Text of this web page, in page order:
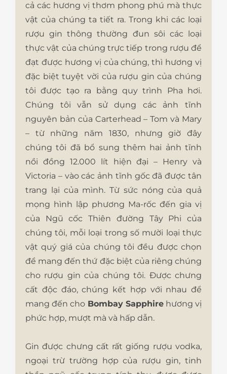
cả các hương vị thơm phong phú mà thực
vật của chúng ta tiết ra. Trong khi các loại
rượu gin thông thường đun sôi các loại
thực vật của chúng trực tiếp trong rượu để
đạt được hương vị của chúng, thì hương vị
đặc biệt tuyệt vời của rượu gin của chúng
tôi được tạo ra bằng quy trình Pha hơi.
Chúng tôi vẫn sử dụng các ảnh tĩnh
nguyên bản của Carterhead – Tom và Mary
– từ những năm 1830, nhưng giờ đây
chúng tôi đã bổ sung thêm hai ảnh tĩnh
nồi đồng 12.000 lít hiện đại – Henry và
Victoria – vào các ảnh tĩnh gốc đã được tân
trang lại của mình. Từ sức nóng của quả
mọng hình lập phương Ma-rốc đến gia vị
của Ngũ cốc Thiên đường Tây Phi của
chúng tôi, mỗi loại trong số mười loại thực
vật quý giá của chúng tôi đều được chọn
để mang đến thứ đặc biệt của riêng chúng
cho rượu gin của chúng tôi. Được chưng
cất độc đáo, chúng kết hợp với nhau để
mang đến cho Bombay Sapphirehương vị
phức hợp, mượt mà và hấp dẫn.
Gin được chưng cất rất giống rượu vodka,
ngoại trừ trường hợp của rượu gin, tinh